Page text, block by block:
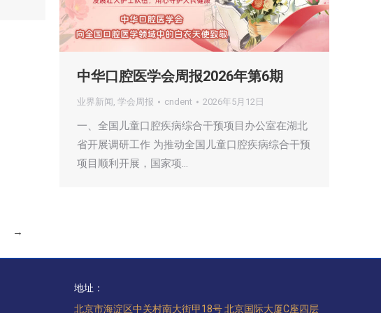
中华口腔医学会周报2026年第6期
业界新闻 , 学会周报 cndent 2026年5月12日
一、全国儿童口腔疾病综合干预项目办公室在湖北
省开展调研工作 为推动全国儿童口腔疾病综合干预
项目顺利开展，国家项…
→
地址：
北京市海淀区中关村南大街甲18号 北京国际大厦C座四层